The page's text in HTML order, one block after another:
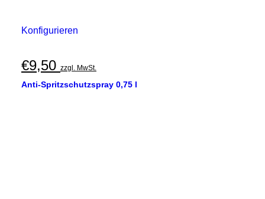
Konfigurieren
€9,50 zzgl. MwSt.
Anti-Spritzschutzspray 0,75 l